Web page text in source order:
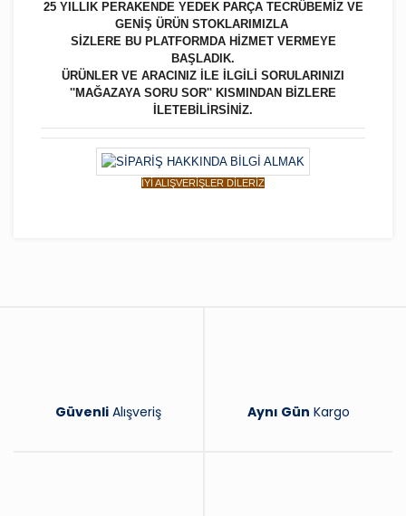
25 YILLIK PERAKENDE YEDEK PARÇA TECRÜBEMİZ VE
GENİŞ ÜRÜN STOKLARIMIZLA
SİZLERE BU PLATFORMDA HİZMET VERMEYE
BAŞLADIK.
ÜRÜNLER VE ARACINIZ İLE İLGİLİ SORULARINIZI
''MAĞAZAYA SORU SOR'' KISMINDAN BİZLERE
İLETEBİLİRSİNİZ.
İYİ ALIŞVERİŞLER DİLERİZ
Güvenli Alışveriş Aynı Gün Kargo